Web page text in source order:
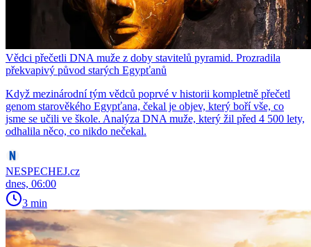
Vědci přečetli DNA muže z doby stavitelů pyramid. Prozradila
překvapivý původ starých Egypťanů
Když mezinárodní tým vědců poprvé v historii kompletně přečetl
genom starověkého Egypťana, čekal je objev, který boří vše, co
jsme se učili ve škole. Analýza DNA muže, který žil před 4 500 lety,
odhalila něco, co nikdo nečekal.
NESPECHEJ.cz
dnes, 06:00
3 min